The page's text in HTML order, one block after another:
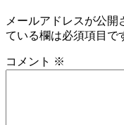
メールアドレスが公開
ている欄は必須項目で
コメント ※